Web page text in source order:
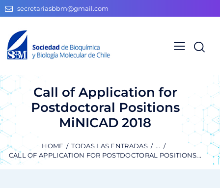
secretariasbbm@gmail.com
Call of Application for
Postdoctoral Positions
MiNICAD 2018
HOME TODAS LAS ENTRADAS
...
CALL OF APPLICATION FOR POSTDOCTORAL POSITIONS...